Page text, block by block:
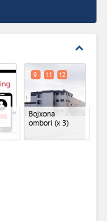
expand_less
Bojxona
ombori (x 3)
9 11 12